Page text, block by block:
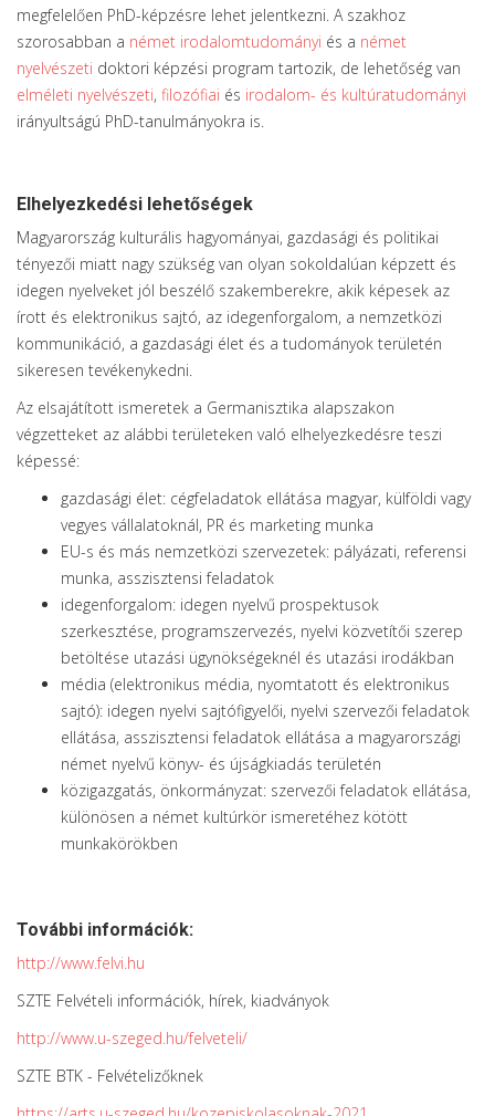
megfelelően PhD-képzésre lehet jelentkezni. A szakhoz
szorosabban a német irodalomtudományi és a német
nyelvészeti doktori képzési program tartozik, de lehetőség van
elméleti nyelvészeti, filozófiai és irodalom- és kultúratudományi
irányultságú PhD-tanulmányokra is.
Elhelyezkedési lehetőségek
Magyarország kulturális hagyományai, gazdasági és politikai
tényezői miatt nagy szükség van olyan sokoldalúan képzett és
idegen nyelveket jól beszélő szakemberekre, akik képesek az
írott és elektronikus sajtó, az idegenforgalom, a nemzetközi
kommunikáció, a gazdasági élet és a tudományok területén
sikeresen tevékenykedni.
Az elsajátított ismeretek a Germanisztika alapszakon
végzetteket az alábbi területeken való elhelyezkedésre teszi
képessé:
gazdasági élet: cégfeladatok ellátása magyar, külföldi vagy
vegyes vállalatoknál, PR és marketing munka
EU-s és más nemzetközi szervezetek: pályázati, referensi
munka, asszisztensi feladatok
idegenforgalom: idegen nyelvű prospektusok
szerkesztése, programszervezés, nyelvi közvetítői szerep
betöltése utazási ügynökségeknél és utazási irodákban
média (elektronikus média, nyomtatott és elektronikus
sajtó): idegen nyelvi sajtófigyelői, nyelvi szervezői feladatok
ellátása, asszisztensi feladatok ellátása a magyarországi
német nyelvű könyv- és újságkiadás területén
közigazgatás, önkormányzat: szervezői feladatok ellátása,
különösen a német kultúrkör ismeretéhez kötött
munkakörökben
További információk:
http://www.felvi.hu
SZTE Felvételi információk, hírek, kiadványok
http://www.u-szeged.hu/felveteli/
SZTE BTK - Felvételizőknek